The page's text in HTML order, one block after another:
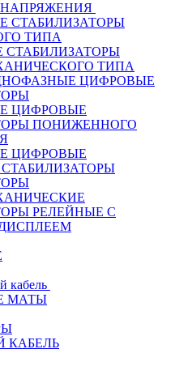
СТАБИЛИЗАТОРЫ
ТИПА
СТАБИЛИЗАТОРЫ
ТИПА
ЦИФРОВЫЕ
ЦИФРОВЫЕ
ПОНИЖЕННОГО
ЦИФРОВЫЕ
РЕЛЕЙНЫЕ С
кабель
МАТЫ
КАБЕЛЬ